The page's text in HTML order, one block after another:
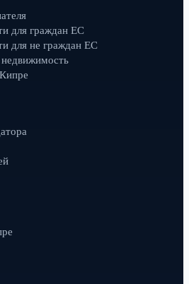
для граждан ЕС
для не граждан ЕС
недвижимость